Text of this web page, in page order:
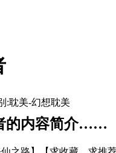
:耽美-幻想耽美
的内容简介……